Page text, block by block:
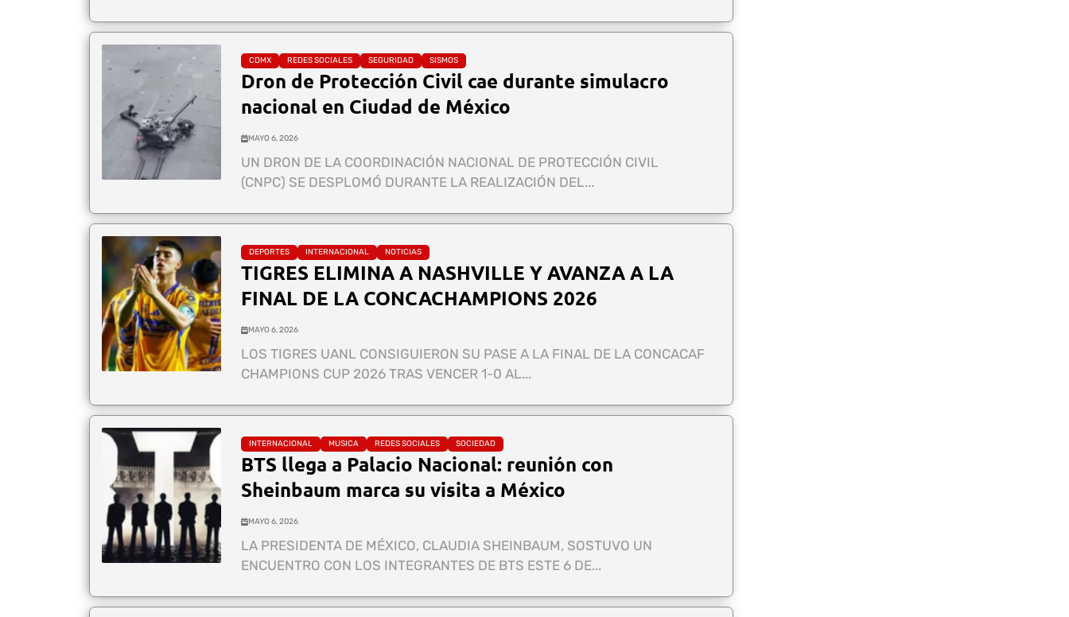
CDMX REDES SOCIALES SEGURIDAD SISMOS
Dron de Protección Civil cae durante simulacro
nacional en Ciudad de México
MAYO 6, 2026
UN DRON DE LA COORDINACIÓN NACIONAL DE PROTECCIÓN CIVIL
(CNPC) SE DESPLOMÓ DURANTE LA REALIZACIÓN DEL...
DEPORTES INTERNACIONAL NOTICIAS
TIGRES ELIMINA A NASHVILLE Y AVANZA A LA
FINAL DE LA CONCACHAMPIONS 2026
MAYO 6, 2026
LOS TIGRES UANL CONSIGUIERON SU PASE A LA FINAL DE LA CONCACAF
CHAMPIONS CUP 2026 TRAS VENCER 1-0 AL...
INTERNACIONAL MUSICA REDES SOCIALES SOCIEDAD
BTS llega a Palacio Nacional: reunión con
Sheinbaum marca su visita a México
MAYO 6, 2026
LA PRESIDENTA DE MÉXICO, CLAUDIA SHEINBAUM, SOSTUVO UN
ENCUENTRO CON LOS INTEGRANTES DE BTS ESTE 6 DE...